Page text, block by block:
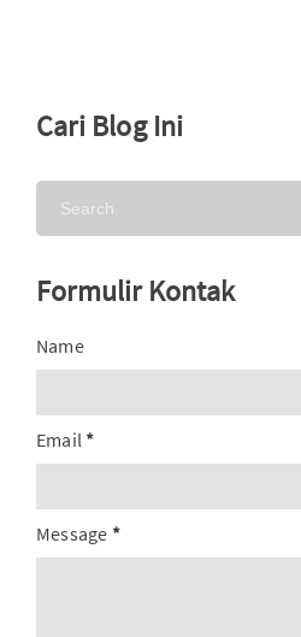
Cari Blog Ini
Formulir Kontak
Name
Email *
Message *